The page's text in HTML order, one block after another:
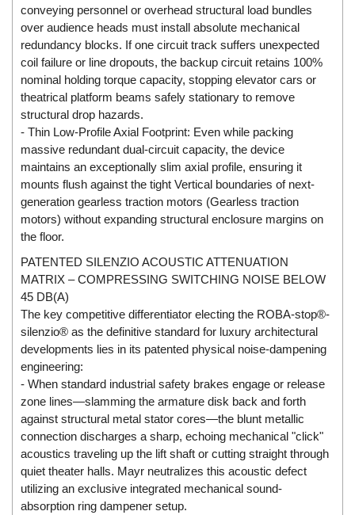
EES
EGE Elektronik
Eilersen Vietnam
Ekstrom-Carlson
Elands Cable Vietnam
Elap Vietnam
Electro Adda
Electro Industries
Electronic Design System S.R.L Vietnam
Electronics Inc. Viet Nam
Electro-Sensors Vietnam
Elektrogas Vietnam
Elektrophysik Vietnam
elesa-ganter
ELETTA
Elettrotek Kabel
ELGO Electronic
ELIS PLZEŇ
ELMEKO
ELMESS-Thermosystemtechnik
Eltex-Elektrostatik
conveying personnel or overhead structural load bundles
over audience heads must install absolute mechanical
redundancy blocks. If one circuit track suffers unexpected
coil failure or line dropouts, the backup circuit retains 100%
nominal holding torque capacity, stopping elevator cars or
theatrical platform beams safely stationary to remove
structural drop hazards.
- Thin Low-Profile Axial Footprint: Even while packing
massive redundant dual-circuit capacity, the device
maintains an exceptionally slim axial profile, ensuring it
mounts flush against the tight Vertical boundaries of next-
generation gearless traction motors (Gearless traction
motors) without expanding structural enclosure margins on
the floor.
PATENTED SILENZIO ACOUSTIC ATTENUATION
MATRIX – COMPRESSING SWITCHING NOISE BELOW
45 DB(A)
The key competitive differentiator electing the ROBA-stop®-
silenzio® as the definitive standard for luxury architectural
developments lies in its patented physical noise-dampening
engineering:
- When standard industrial safety brakes engage or release
zone lines—slamming the armature disk back and forth
against structural metal stator cores—the blunt metallic
connection discharges a sharp, echoing mechanical "click"
acoustics traveling up the lift shaft or cutting straight through
quiet theater halls. Mayr neutralizes this acoustic defect
utilizing an exclusive integrated mechanical sound-
absorption ring dampener setup.